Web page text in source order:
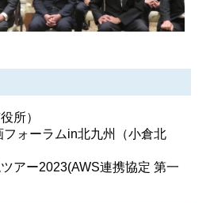
所）
ォーラムin北九州（小倉北
アー2023(AWS連携協定 第一